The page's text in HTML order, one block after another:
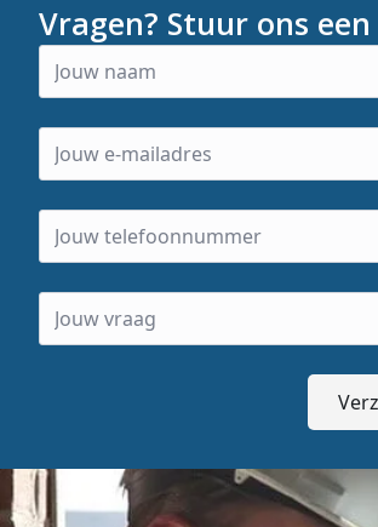
Vragen? Stuur ons